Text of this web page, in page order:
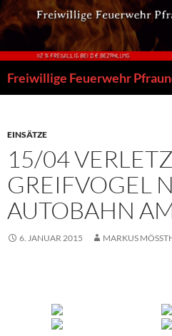
Zum
Inhalt
springen
Freiwillige Feuerwehr
EINSÄTZE
15/04
GREIFVOGEL
AUTOBAHN
6. JANUAR 2015 MARKUS